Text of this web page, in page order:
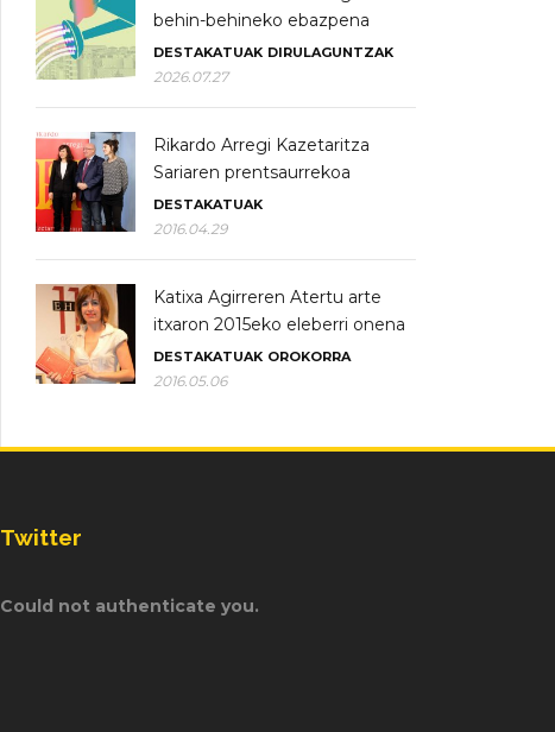
behin-behineko ebazpena
DESTAKATUAK DIRULAGUNTZAK
2026.07.27
Rikardo Arregi Kazetaritza
Sariaren prentsaurrekoa
DESTAKATUAK
2016.04.29
Katixa Agirreren Atertu arte
itxaron 2015eko eleberri onena
DESTAKATUAK OROKORRA
2016.05.06
Twitter
Could not authenticate you.